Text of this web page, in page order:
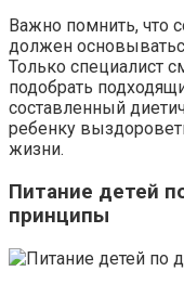
Важно помнить, что
должен
Только специалист
подобрать
составленный
ребенку
жизни.
Питание детей
принципы